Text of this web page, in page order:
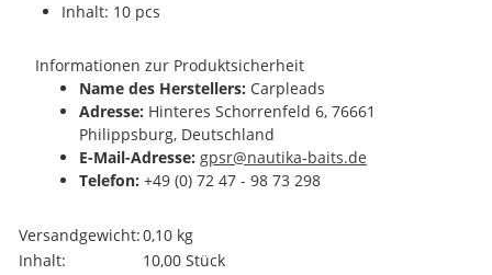
Inhalt: 10 pcs
Informationen zur Produktsicherheit
Name des Herstellers: Carpleads
Adresse: Hinteres Schorrenfeld 6, 76661
Philippsburg, Deutschland
E-Mail-Adresse: gpsr@nautika-baits.de
Telefon: +49 (0) 72 47 - 98 73 298
Produkteigenschaft
Wert
Versandgewicht:0,10 kg
Inhalt:
10,00 Stück